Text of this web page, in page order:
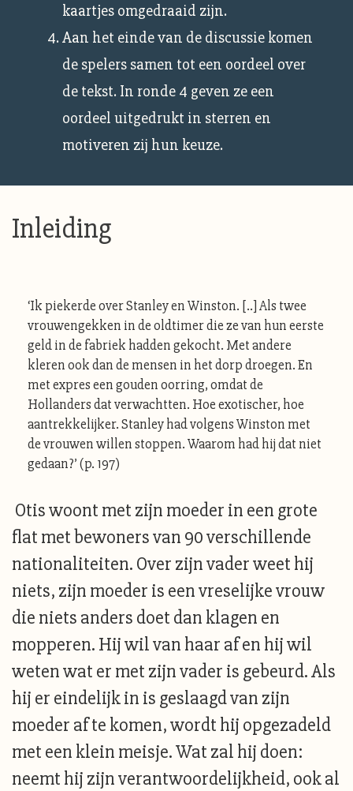
kaartjes omgedraaid zijn.
Aan het einde van de discussie komen
de spelers samen tot een oordeel over
de tekst. In ronde 4 geven ze een
oordeel uitgedrukt in sterren en
motiveren zij hun keuze.
Inleiding
‘Ik piekerde over Stanley en Winston. [..] Als twee
vrouwengekken in de oldtimer die ze van hun eerste
geld in de fabriek hadden gekocht. Met andere
kleren ook dan de mensen in het dorp droegen. En
met expres een gouden oorring, omdat de
Hollanders dat verwachtten. Hoe exotischer, hoe
aantrekkelijker. Stanley had volgens Winston met
de vrouwen willen stoppen. Waarom had hij dat niet
gedaan?’ (p. 197)
Otis woont met zijn moeder in een grote
flat met bewoners van 90 verschillende
nationaliteiten. Over zijn vader weet hij
niets, zijn moeder is een vreselijke vrouw
die niets anders doet dan klagen en
mopperen. Hij wil van haar af en hij wil
weten wat er met zijn vader is gebeurd. Als
hij er eindelijk in is geslaagd van zijn
moeder af te komen, wordt hij opgezadeld
met een klein meisje. Wat zal hij doen:
neemt hij zijn verantwoordelijkheid, ook al